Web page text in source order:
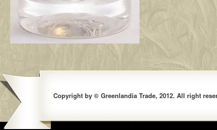
Copyright by © Greenlandia Trade, 2012. All right